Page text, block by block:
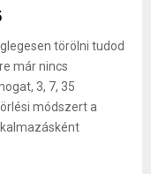
törölni tudod
már nincs
3, 7, 35
módszert a